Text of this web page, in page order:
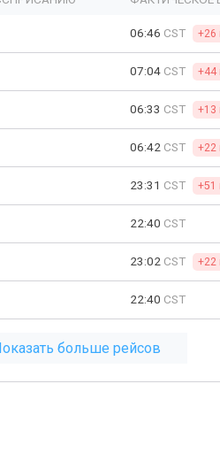
06:46 CST +26
07:04 CST +44
06:33 CST +13
06:42 CST +22
23:31 CST +51
22:40 CST
23:02 CST +22
22:40 CST
больше рейсов